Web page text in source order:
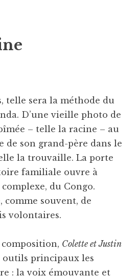
telle sera la méthode du
D’une vieille photo de
– telle la racine – au
son grand-père dans le
la trouvaille. La porte
familiale ouvre à
du Congo.
comme souvent, de
volontaires.
composition, Colette et Justin
outils principaux les
: la voix émouvante et